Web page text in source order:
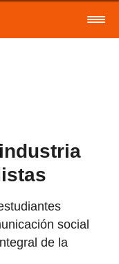
social
de la